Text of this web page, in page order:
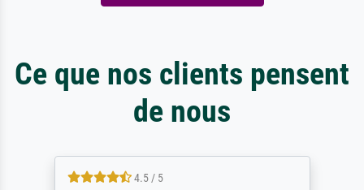
Ce que nos clients pensent
de nous
4.5 / 5